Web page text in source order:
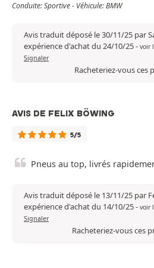
Conduite: Sportive - Véhicule: BMW
Avis traduit déposé le 30/11/25 par
expérience d'achat du 24/10/25- voir
Signaler
Racheteriez-vous ces
AVIS DE FELIX BÖWING
5/5
Pneus au top, livrés
Avis traduit déposé le 13/11/25 par
expérience d'achat du 14/10/25- voir
Signaler
Racheteriez-vous ces